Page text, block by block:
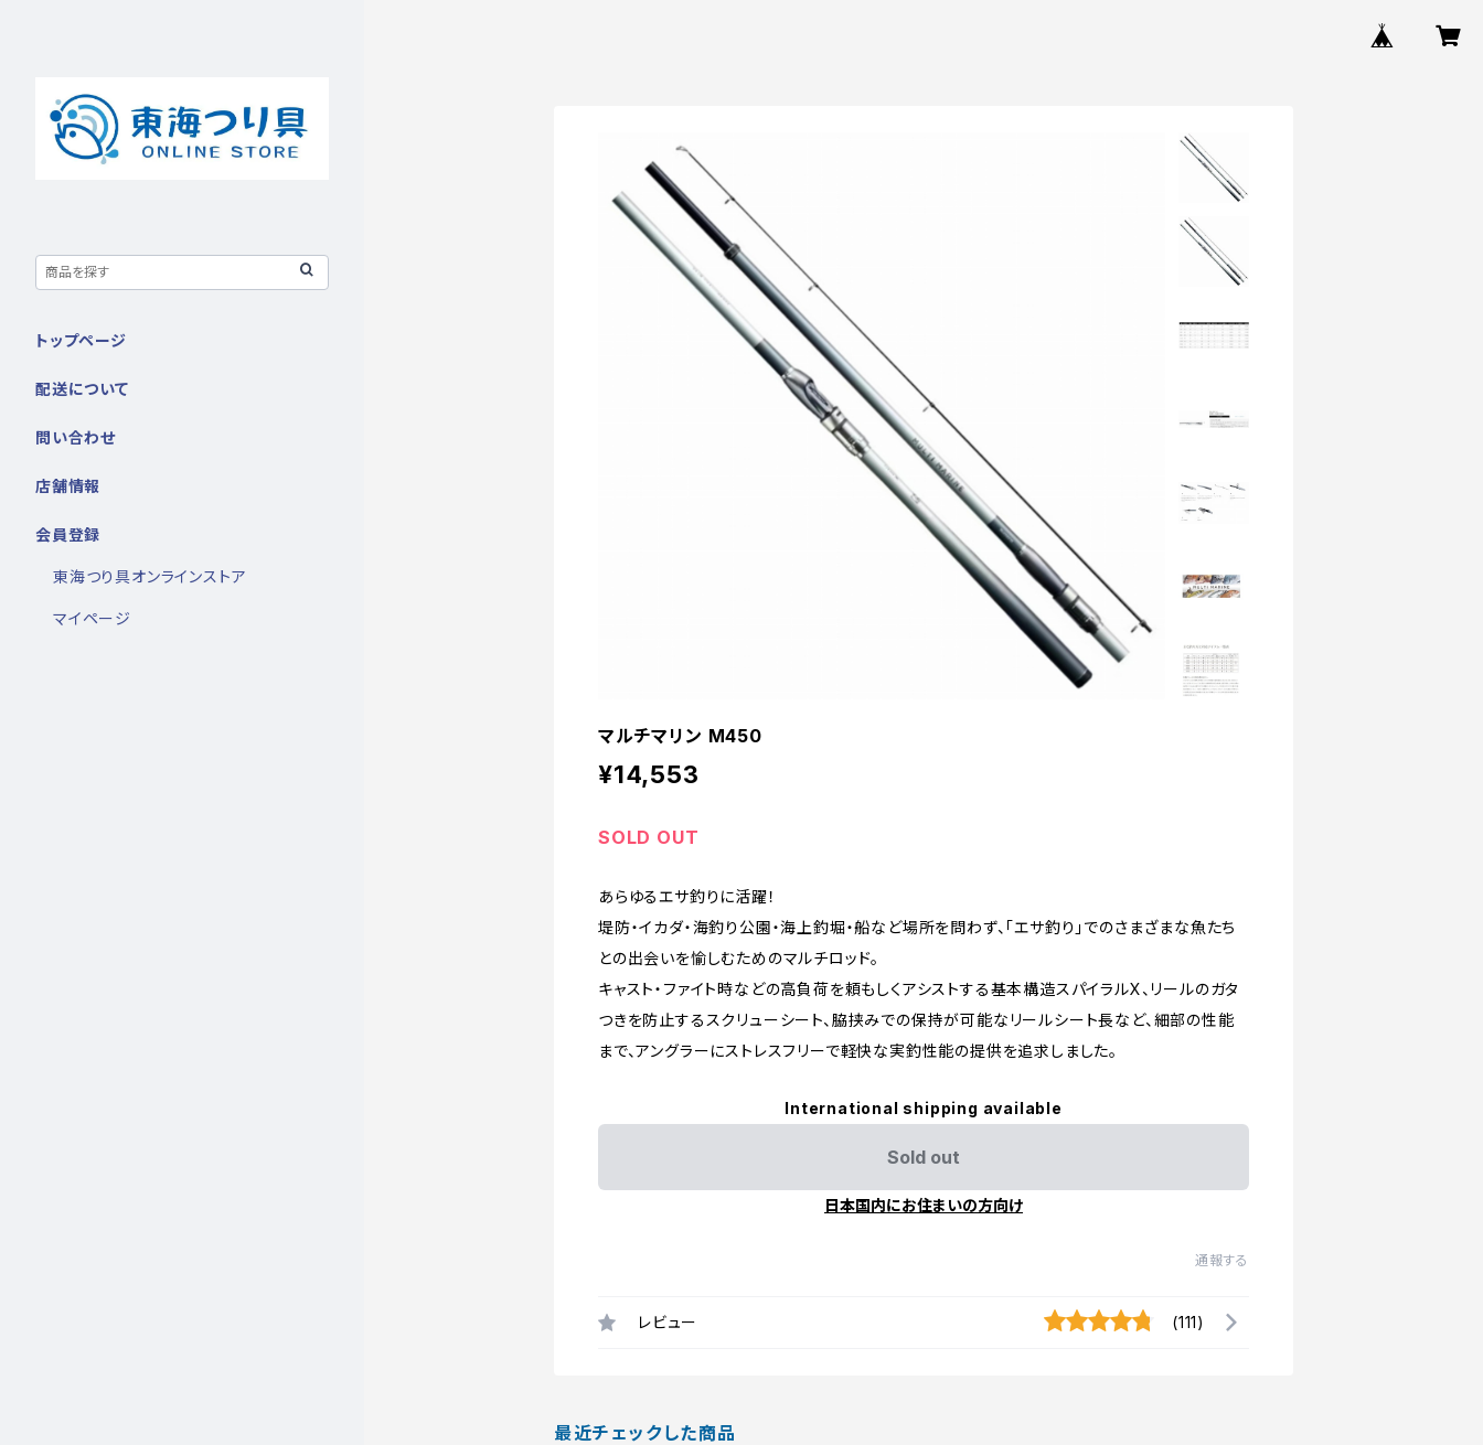
マルチマリン M450
¥14,553
SOLD OUT
あらゆるエサ釣りに活躍！
堤防・イカダ・海釣り公園・海上釣堀・船など場所を問わず、「エサ釣り」でのさまざまな魚たち
との出会いを愉しむためのマルチロッド。
キャスト・ファイト時などの高負荷を頼もしくアシストする基本構造スパイラルX、リールのガタ
つきを防止するスクリューシート、脇挟みでの保持が可能なリールシート長など、細部の性能
まで、アングラーにストレスフリーで軽快な実釣性能の提供を追求しました。
International shipping available
Sold out
日本国内にお住まいの方向け
通報する
レビュー (111)
最近チェックした商品
トップページ
配送について
問い合わせ
店舗情報
会員登録
東海つり具オンラインストア
マイページ